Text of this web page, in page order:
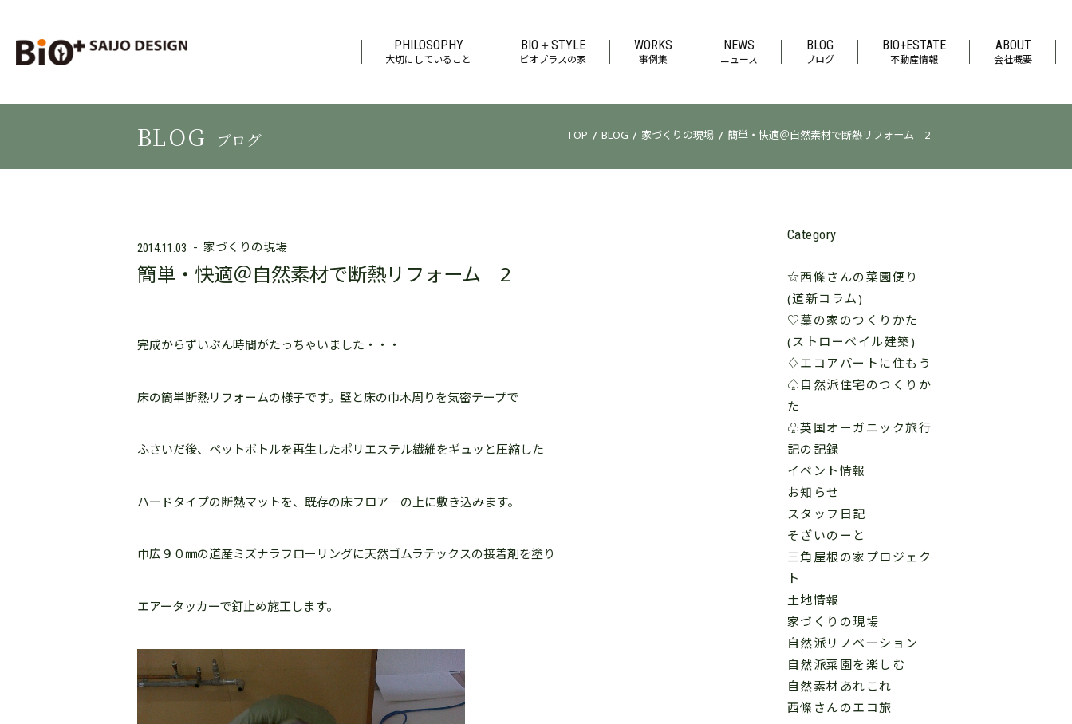
PHILOSOPHY
大切にしていること
BIO＋STYLE
ビオプラスの家
WORKS
事例集
NEWS
ニュース
BLOG
ブログ
BIO+ESTATE
不動産情報
ABOUT
会社概要
BLOG ブログ TOP /BLOG / 家づくりの現場 / 簡単・快適＠自然素材で断熱リフォーム 2
2014.11.03 家づくりの現場
簡単・快適＠自然素材で断熱リフォーム 2
完成からずいぶん時間がたっちゃいました・・・
床の簡単断熱リフォームの様子です。壁と床の巾木周りを気密テープで
ふさいだ後、ペットボトルを再生したポリエステル繊維をギュッと圧縮した
ハードタイプの断熱マットを、既存の床フロア―の上に敷き込みます。
巾広９０㎜の道産ミズナラフローリングに天然ゴムラテックスの接着剤を塗り
エアータッカーで釘止め施工します。
Category
☆西條さんの菜園便り
(道新コラム)
♡藁の家のつくりかた
(ストローベイル建築)
♢エコアパートに住もう
♤自然派住宅のつくりか
た
♧英国オーガニック旅行
記の記録
イベント情報
お知らせ
スタッフ日記
そざいのーと
三角屋根の家プロジェク
ト
土地情報
家づくりの現場
自然派リノベーション
自然派菜園を楽しむ
自然素材あれこれ
西條さんのエコ旅